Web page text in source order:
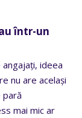
într-un
ideea
nu are același
pară
mai mic ar